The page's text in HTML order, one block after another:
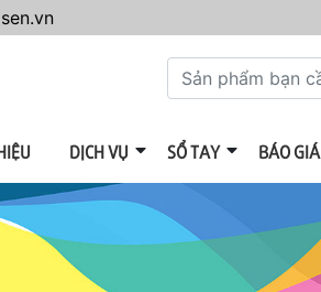
DỊCH VỤ SỔ TAY BÁO GIÁ